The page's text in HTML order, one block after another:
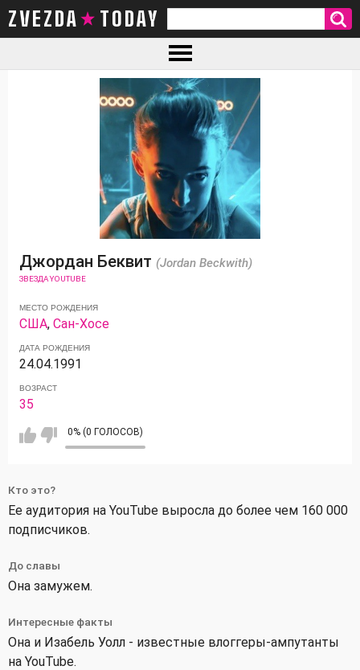
ZVEZDA TODAY
Джордан Беквит (Jordan Beckwith)
ЗВЕЗДА YOUTUBE
МЕСТО РОЖДЕНИЯ
США,Сан-Хосе
ДАТА РОЖДЕНИЯ
24.04.1991
ВОЗРАСТ
35
0% (0 ГОЛОСОВ)
Кто это?
Ее аудитория на YouTube выросла до более чем 160 000
подписчиков.
До славы
Она замужем.
Интересные факты
Она и Изабель Уолл - известные влоггеры-ампутанты
на YouTube.